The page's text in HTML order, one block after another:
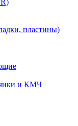
пластины)
и КМЧ